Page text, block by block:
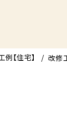
例【住宅】 改修